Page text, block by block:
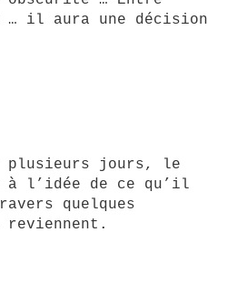
… il aura une décision
plusieurs jours, le
à l’idée de ce qu’il
quelques